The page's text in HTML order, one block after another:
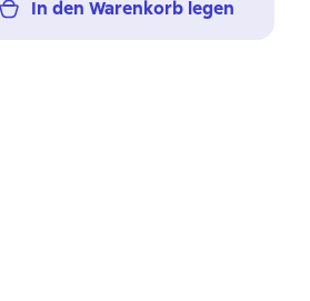
In den Warenkorb legen